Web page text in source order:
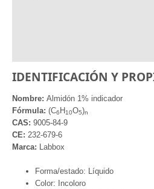
IDENTIFICACIÓN Y
Nombre: Almidón 1% indicador
Fórmula: (C6H10O5)n
CAS: 9005-84-9
CE: 232-679-6
Marca: Labbox
Forma/estado: Líquido
Color: Incoloro